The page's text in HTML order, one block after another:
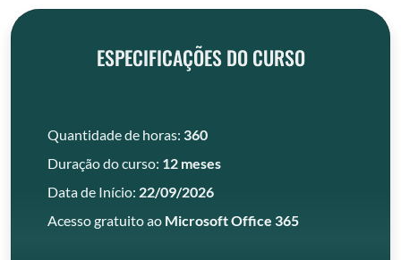
ESPECIFICAÇÕES DO CURSO
Quantidade de horas: 360
Duração do curso: 12 meses
Data de Início: 22/09/2026
Acesso gratuito ao Microsoft Office 365